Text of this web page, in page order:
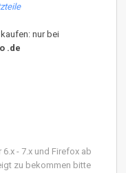
nur bei
.de
- 7.x und Firefox ab
zu bekommen bitte